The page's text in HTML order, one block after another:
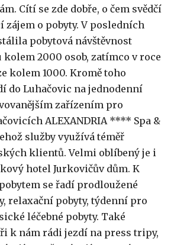
Cítí se zde dobře, o čem svědčí
zájem o pobyty. V posledních
pobytová návštěvnost
kolem 2000 osob, zatímco v roce
kolem 1000. Kromě toho
do Luhačovic na jednodenní
zařízením pro
ALEXANDRIA **** Spa &
služby využívá téměř
klientů. Velmi oblíbený je i
hotel Jurkovičův dům. K
se řadí prodloužené
relaxační pobyty, týdenní pro
léčebné pobyty. Také
k nám rádi jezdí na press tripy,